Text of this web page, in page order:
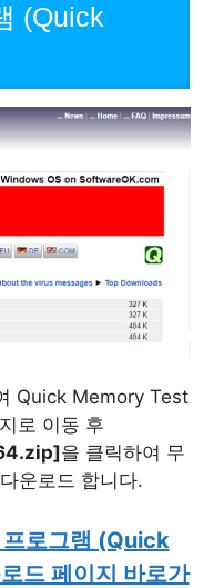
(Quick
Quick Memory Test
로 이동 후
을 클릭하여 무
운로드 합니다.
로그램 (Quick
드 페이지 바로가